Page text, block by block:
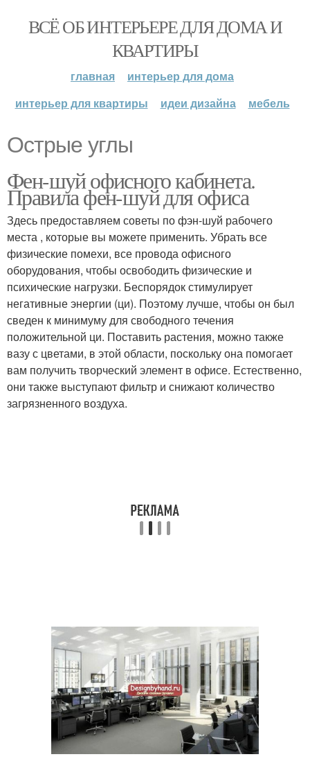
ВСЁ ОБ ИНТЕРЬЕРЕ ДЛЯ ДОМА И
КВАРТИРЫ
главная
интерьер для дома
интерьер для квартиры
идеи дизайна мебель
Острые углы
Фен-шуй офисного кабинета.
Правила фен-шуй для офиса
Здесь предоставляем советы по фэн-шуй рабочего
места , которые вы можете применить. Убрать все
физические помехи, все провода офисного
оборудования, чтобы освободить физические и
психические нагрузки. Беспорядок стимулирует
негативные энергии (ци). Поэтому лучше, чтобы он был
сведен к минимуму для свободного течения
положительной ци. Поставить растения, можно также
вазу с цветами, в этой области, поскольку она помогает
вам получить творческий элемент в офисе. Естественно,
они также выступают фильтр и снижают количество
загрязненного воздуха.